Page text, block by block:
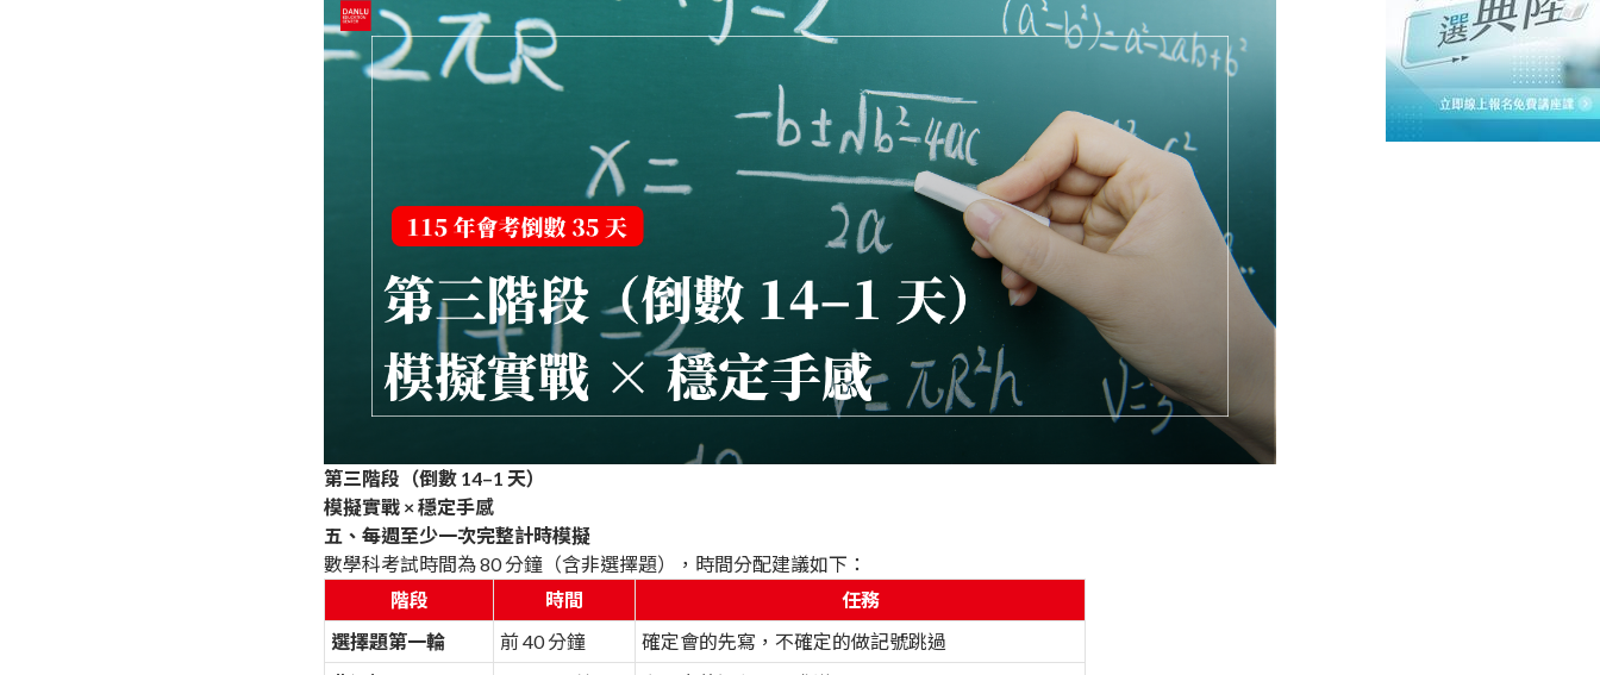
第三階段（倒數 14–1 天）
模擬實戰 × 穩定手感
五、每週至少一次完整計時模擬
數學科考試時間為 80 分鐘（含非選擇題），時間分配建議如下：
階段
時間
任務
選擇題第一輪
前 40 分鐘
確定會的先寫，不確定的做記號跳過